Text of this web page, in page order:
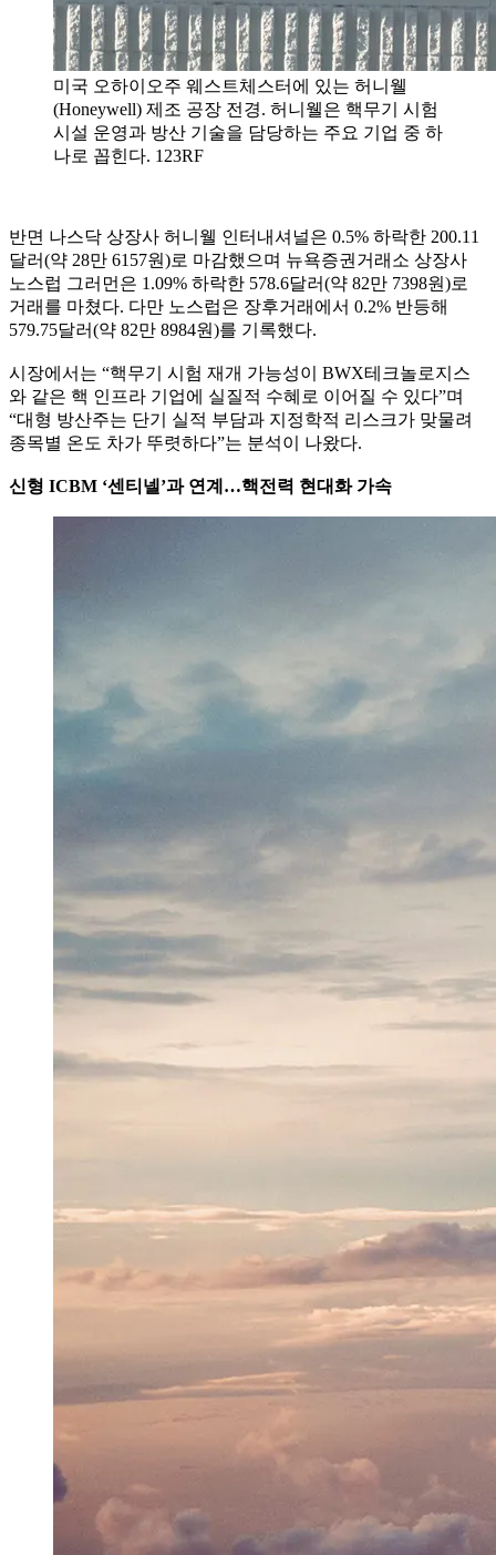
미국 오하이오주 웨스트체스터에 있는 허니웰
(Honeywell) 제조 공장 전경. 허니웰은 핵무기 시험
시설 운영과 방산 기술을 담당하는 주요 기업 중 하
나로 꼽힌다. 123RF
반면 나스닥 상장사 허니웰 인터내셔널은 0.5% 하락한 200.11
달러(약 28만 6157원)로 마감했으며 뉴욕증권거래소 상장사
노스럽 그러먼은 1.09% 하락한 578.6달러(약 82만 7398원)로
거래를 마쳤다. 다만 노스럽은 장후거래에서 0.2% 반등해
579.75달러(약 82만 8984원)를 기록했다.
시장에서는 “핵무기 시험 재개 가능성이 BWX테크놀로지스
와 같은 핵 인프라 기업에 실질적 수혜로 이어질 수 있다”며
“대형 방산주는 단기 실적 부담과 지정학적 리스크가 맞물려
종목별 온도 차가 뚜렷하다”는 분석이 나왔다.
신형 ICBM ‘센티넬’과 연계…핵전력 현대화 가속